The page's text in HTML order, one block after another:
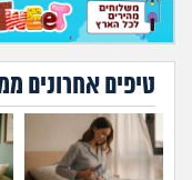
טיפים אחרונים